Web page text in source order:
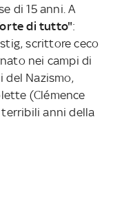
di 15 anni. A
di tutto":
scrittore ceco
nei campi di
Nazismo,
(Clémence
anni della